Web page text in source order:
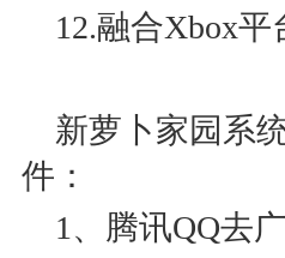
12.融合Xbox
新萝卜家园系
件：
1、腾讯QQ去